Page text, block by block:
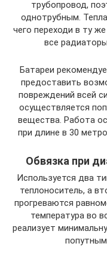
трубопровод,
однотрубным.
чего переходи в ту
все
Батареи
предоставить
повреждений всей
осуществляется
вещества. Работа
при длине в 30
Обвязка при
Используется два
теплоноситель, а
прогреваются
температура во
реализует